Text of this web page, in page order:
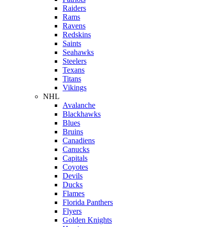
Raiders
Rams
Ravens
Redskins
Saints
Seahawks
Steelers
Texans
Titans
Vikings
NHL
Avalanche
Blackhawks
Blues
Bruins
Canadiens
Canucks
Capitals
Coyotes
Devils
Ducks
Flames
Florida Panthers
Flyers
Golden Knights